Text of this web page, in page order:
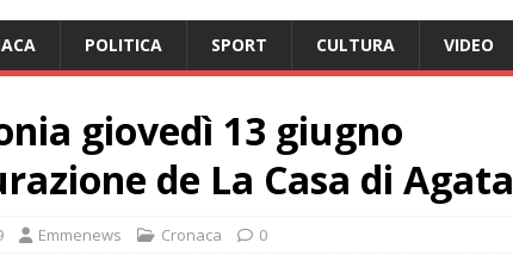
POLITICA SPORT CULTURA VIDEO
giovedì 13 giugno
de La Casa di Agata
Emmenews Cronaca 0